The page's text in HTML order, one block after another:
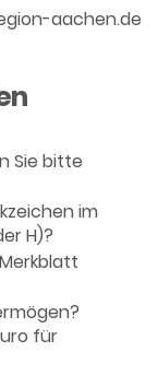
aachen.de
Sie bitte
im
H)?
für